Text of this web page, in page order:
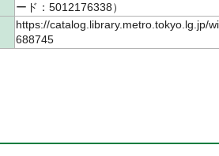
ード：5012176338）
https://catalog.library.metro.tokyo.lg.jp/
688745